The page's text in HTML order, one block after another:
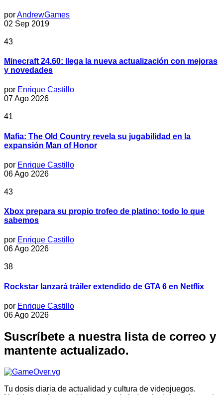
porAndrewGames
02 Sep 2019
43
Minecraft 24.60: llega la nueva actualización con mejoras
y novedades
por Enrique Castillo
07 Ago 2026
41
Mafia: The Old Country revela su jugabilidad en la
expansión Man of Honor
por Enrique Castillo
06 Ago 2026
43
Xbox prepara su propio trofeo de platino: todo lo que
sabemos
por Enrique Castillo
06 Ago 2026
38
Rockstar lanzará tráiler extendido de GTA 6 en Netflix
por Enrique Castillo
06 Ago 2026
Suscríbete a nuestra lista de correo y
mantente actualizado.
Tu dosis diaria de actualidad y cultura de videojuegos.